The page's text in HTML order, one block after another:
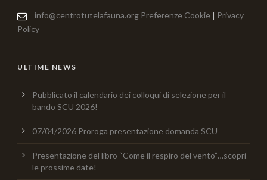
info@centrotutelafauna.org Preferenze Cookie | Privacy
Policy
ULTIME NEWS
Pubblicato il calendario dei colloqui di selezione per il
bando SCU 2026!
07/04/2026 Proroga presentazione domanda SCU
Presentazione del libro “Come il respiro del vento”…scopri
le prossime date!